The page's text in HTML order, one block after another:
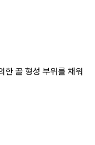
한 골 형성 부위를 채워